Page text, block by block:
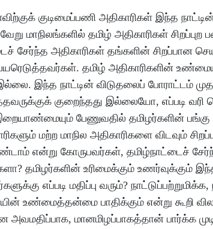
குடிமைப்பணி அதிகாரிகள் இந்த
மாநிலங்களில் தமிழ் அதிகாரிகள்
சேர்ந்த அதிகாரிகள் தங்களின் சிறப்பான
தமிழ் அதிகாரிகளின்
இந்த நாட்டின் விடுதலைப் போராட்டம்
குறைந்தது இல்லையோ, எப்படி வரி
பேணுவதில் தமிழர்களின்
மற்ற மாநில அதிகாரிகளை விடவும்
என்று கோருபவர்கள், தமிழ்நாட்டைச்
தமிழர்களின் உரிமைக்கும் உணர்வுக்கும்
எப்படி மதிப்பு வரும்?
உண்மைத்தன்மை பாதிக்கும் என்று கூறி
அவமதிப்பாக, மானமிழப்பாகத்தான் பார்க்க